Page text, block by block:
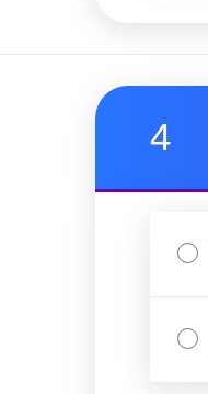
4